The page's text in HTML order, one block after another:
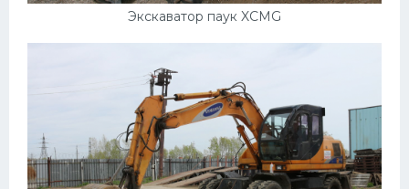
Экскаватор паук XCMG